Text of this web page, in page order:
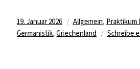
Veröffentlicht
am
19. Januar 2026 Kategorien
Allgemein, Praktikum
Germanistik,Griechenland Schreibe